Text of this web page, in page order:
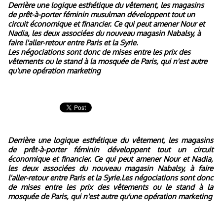
Derrière une logique esthétique du vêtement, les magasins
de prêt-à-porter féminin musulman développent tout un
circuit économique et financier. Ce qui peut amener Nour et
Nadia, les deux associées du nouveau magasin Nabalsy, à
faire l'aller-retour entre Paris et la Syrie.
Les négociations sont donc de mises entre les prix des
vêtements ou le stand à la mosquée de Paris, qui n'est autre
qu'une opération marketing
Derrière une logique esthétique du vêtement, les magasins
de prêt-à-porter féminin développent tout un circuit
économique et financier. Ce qui peut amener Nour et Nadia,
les deux associées du nouveau magasin Nabalsy, à faire
l'aller-retour entre Paris et la Syrie.Les négociations sont donc
de mises entre les prix des vêtements ou le stand à la
mosquée de Paris, qui n'est autre qu'une opération marketing